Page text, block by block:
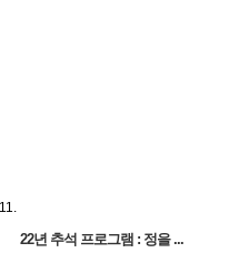
22년 추석 프로그램 : 정을 ...